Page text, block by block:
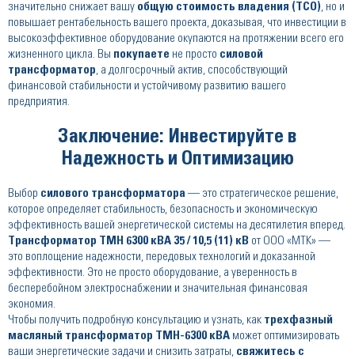
значительно снижает вашу общую стоимость владения (TCO), но и
повышает рентабельность вашего проекта, доказывая, что инвестиции в
высокоэффективное оборудование окупаются на протяжении всего его
жизненного цикла. Вы покупаете не просто силовой
трансформатор, а долгосрочный актив, способствующий
финансовой стабильности и устойчивому развитию вашего
предприятия.
Заключение: Инвестируйте в
Надежность и Оптимизацию
Выбор силового трансформатора — это стратегическое решение,
которое определяет стабильность, безопасность и экономическую
эффективность вашей энергетической системы на десятилетия вперед.
Трансформатор ТМН 6300 кВА 35 / 10,5 (11) кВ от ООО «МТК» —
это воплощение надежности, передовых технологий и доказанной
эффективности. Это не просто оборудование, а уверенность в
бесперебойном электроснабжении и значительная финансовая
экономия.
Чтобы получить подробную консультацию и узнать, как трехфазный
масляный трансформатор ТМН-6300 кВА может оптимизировать
ваши энергетические задачи и снизить затраты, свяжитесь с